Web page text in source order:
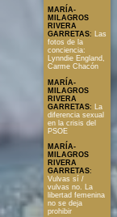
MARÍA-
MILAGROS
RIVERA
GARRETAS: Las
fotos de la
conciencia:
Lynndie England,
Carme Chacón
MARÍA-
MILAGROS
RIVERA
GARRETAS:
La
diferencia sexual
en la crisis del
PSOE
MARÍA-
MILAGROS
RIVERA
GARRETAS:
Vulvas sí /
vulvas no. La
libertad femenina
no se deja
prohibir